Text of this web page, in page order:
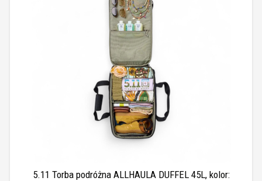
5.11 Torba podróżna ALLHAULA DUFFEL 45L, kolor: